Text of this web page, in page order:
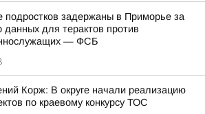
подростков задержаны в Приморье за
данных для терактов против
— ФСБ
Корж: В округе начали реализацию
по краевому конкурсу ТОС